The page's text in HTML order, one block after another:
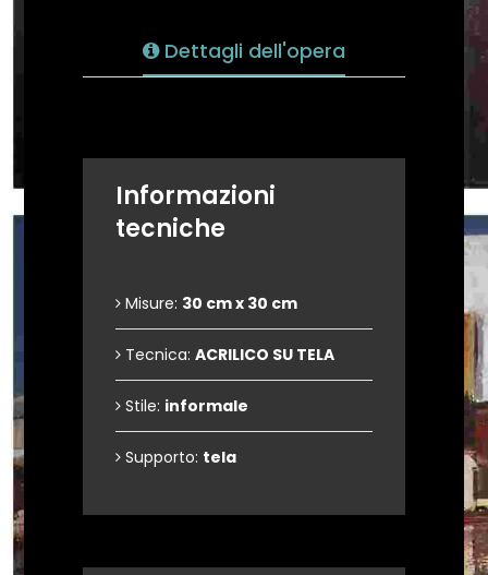
Dettagli dell'opera
Informazioni
tecniche
Misure: 30 cm x 30 cm
Tecnica: ACRILICO SU TELA
Stile: informale
Supporto: tela